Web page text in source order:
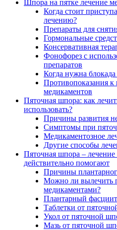
Шпора на пятке лечение
Когда стоит
лечению?
Препараты для
Гормональные
Консервативная
Фонофорез с
препаратов
Когда нужна
Противопоказания к
медикаментов
Пяточная шпора: как
использовать?
Причины развития
Симптомы при
Медикаментозное
Другие способы
Пяточная шпора –
действительно помогают
Причины
Можно ли вылечить
медикаментами?
Плантарный
Таблетки от
Укол от пяточной
Мазь от пяточной